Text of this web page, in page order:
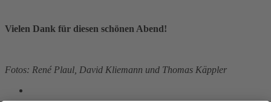
Vielen Dank für diesen schönen Abend!
Fotos: René Plaul, David Kliemann und Thomas Käppler